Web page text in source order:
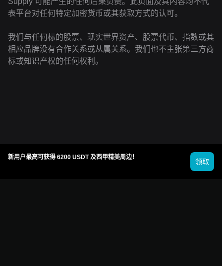
表平台对任何特定加密货币或其获取方式的认可。
我们与任何标的股票、现实世界资产、股票代币、指数或其
相应品牌没有合作关系或从属关系。我们也不主张第三方商
标或知识产权的任何权利。
新用户最高可获得 6200 USDT 及西甲精美周边！
领取